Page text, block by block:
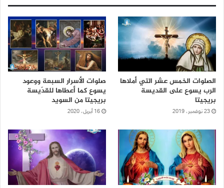
الصلوات الخمس عشر التي أملاها
الرب يسوع على القديسة
بريجيتا
23 نوفمبر، 2019
صلوات الأسرار السبعة ووعود
يسوع كما أعطاها للقدّيسة
بريجيتا من السويد
16 أبريل، 2020